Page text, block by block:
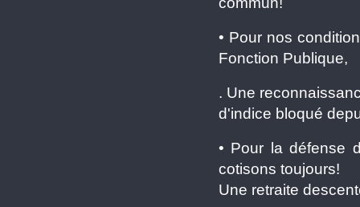
• Pour nos
Fonction Publique,
. Une
d'indice bloqué
• Pour la défense
cotisons toujours!
Une retraite